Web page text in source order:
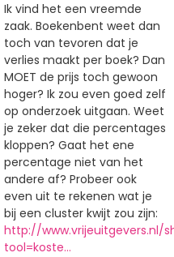
Ik vind het een vreemde
zaak. Boekenbent weet dan
toch van tevoren dat je
verlies maakt per boek? Dan
MOET de prijs toch gewoon
hoger? Ik zou even goed zelf
op onderzoek uitgaan. Weet
je zeker dat die percentages
kloppen? Gaat het ene
percentage niet van het
andere af? Probeer ook
even uit te rekenen wat je
bij een cluster kwijt zou zijn:
http://www.vrijeuitgevers.nl/
tool=koste…